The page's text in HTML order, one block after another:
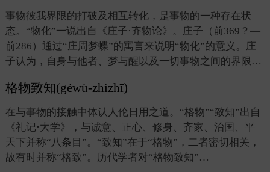
事物彼我界限的打破及相互转化，是事物的一种存在状
态。“物化”一说出自《庄子·齐物论》。庄子（前369？—
前286）通过“庄周梦蝶”的寓言来说明“物化”的意义。庄
子认为，自身与他者、梦与醒以及一切事物之间的界限…
格物致知(géwù-zhìzhī)
在与事物的接触中体认人伦日用之道。“格物”“致知”出自
《礼记•大学》，与诚意、正心、修身、齐家、治国、平
天下并称“八条目”。“致知”在于“格物”，二者密切相关，
故有时并称“格致”。历代学者对“格物致知”…